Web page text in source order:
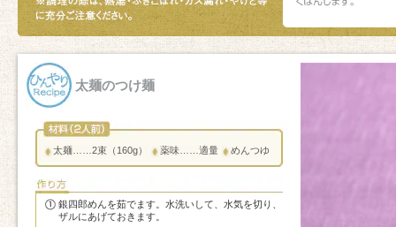
太麺のつけ麺
太麺……2束（160g） 薬味……適量 めんつゆ
銀四郎めんを茹でます。水洗いして、水気を切り、
ザルにあげておきます。